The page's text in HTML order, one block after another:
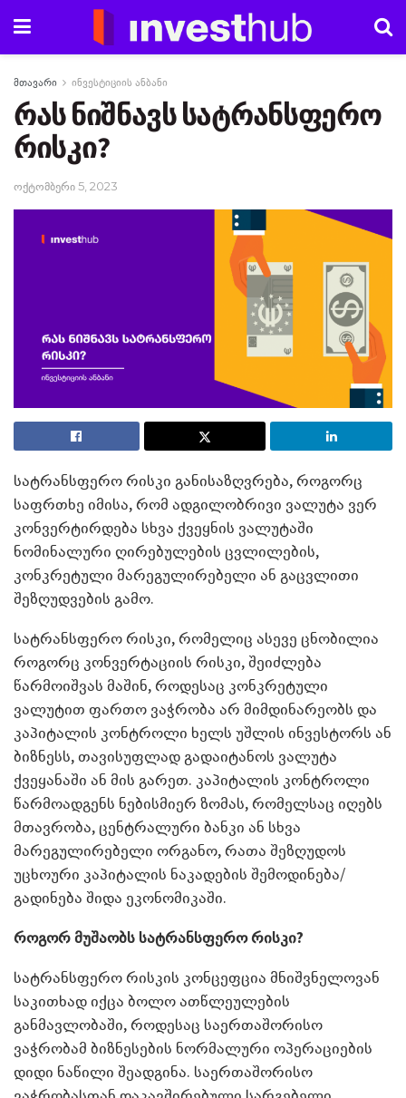
მთავარი ინვესტიციის ანბანი
რას ნიშნავს სატრანსფერო
რისკი?
ოქტომბერი 5, 2023
სატრანსფერო რისკი განისაზღვრება, როგორც
საფრთხე იმისა, რომ ადგილობრივი ვალუტა ვერ
კონვერტირდება სხვა ქვეყნის ვალუტაში
ნომინალური ღირებულების ცვლილების,
კონკრეტული მარეგულირებელი ან გაცვლითი
შეზღუდვების გამო.
სატრანსფერო რისკი, რომელიც ასევე ცნობილია
როგორც კონვერტაციის რისკი, შეიძლება
წარმოიშვას მაშინ, როდესაც კონკრეტული
ვალუტით ფართო ვაჭრობა არ მიმდინარეობს და
კაპიტალის კონტროლი ხელს უშლის ინვესტორს ან
ბიზნესს, თავისუფლად გადაიტანოს ვალუტა
ქვეყანაში ან მის გარეთ. კაპიტალის კონტროლი
წარმოადგენს ნებისმიერ ზომას, რომელსაც იღებს
მთავრობა, ცენტრალური ბანკი ან სხვა
მარეგულირებელი ორგანო, რათა შეზღუდოს
უცხოური კაპიტალის ნაკადების შემოდინება/
გადინება შიდა ეკონომიკაში.
როგორ მუშაობს სატრანსფერო რისკი?
სატრანსფერო რისკის კონცეფცია მნიშვნელოვან
საკითხად იქცა ბოლო ათწლეულების
განმავლობაში, როდესაც საერთაშორისო
ვაჭრობამ ბიზნესების ნორმალური ოპერაციების
დიდი ნაწილი შეადგინა. საერთაშორისო